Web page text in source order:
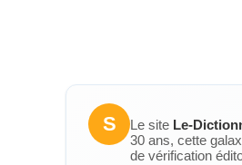
S Le site Le-
30 ans, cette
de vérification